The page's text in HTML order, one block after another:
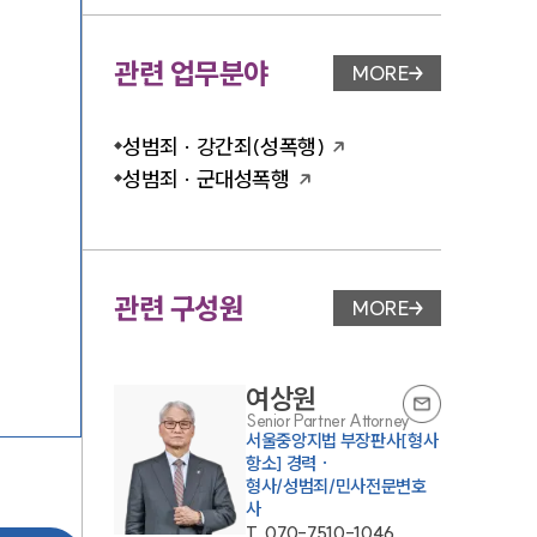
관련 업무분야 업무분야 페이지 이
MORE
성범죄 · 강간죄(성폭행)
성범죄 · 군대성폭행
관련 구성원 변호사 페이지 이동
MORE
여상원
Senior Partner Attorney
서울중앙지법 부장판사[형사
항소] 경력 ·
형사/성범죄/민사전문변호
사